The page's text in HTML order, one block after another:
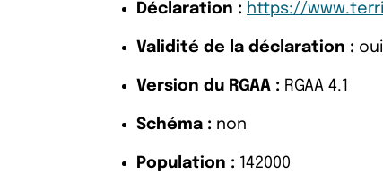
Déclaration : https://
Validité de la déclaration : oui
Version du RGAA : RGAA 4.1
Schéma : non
Population : 142000